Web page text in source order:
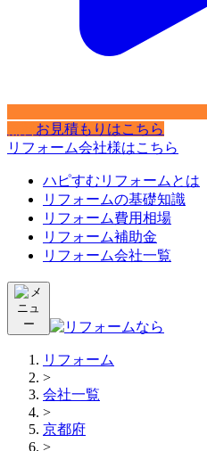
お見積もりはこちら
リフォーム会社様はこちら
ハピすむリフォームとは
リフォームの基礎知識
リフォーム費用相場
リフォーム補助金
リフォーム会社一覧
リフォーム
>
会社一覧
>
京都府
>